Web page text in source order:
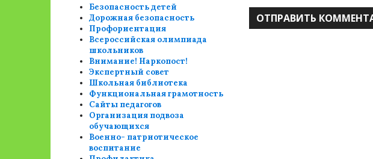
Безопасность детей
Дорожная безопасность
Профориентация
Всероссийская олимпиада
школьников
Внимание! Наркопост!
Экспертный совет
Школьная библиотека
Функциональная грамотность
Сайты педагогов
Организация подвоза
обучающихся
Военно- патриотическое
воспитание